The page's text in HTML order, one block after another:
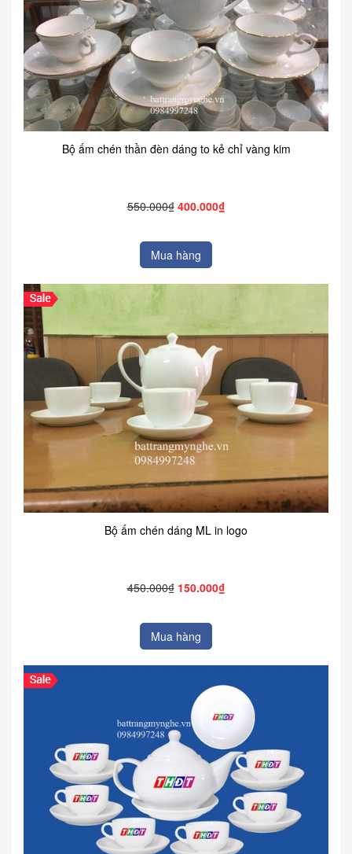
Bộ ấm chén thần đèn dáng to kẻ chỉ vàng kim
550.000₫ 400.000₫
Mua hàng
Bộ ấm chén dáng ML in logo
450.000₫ 150.000₫
Mua hàng